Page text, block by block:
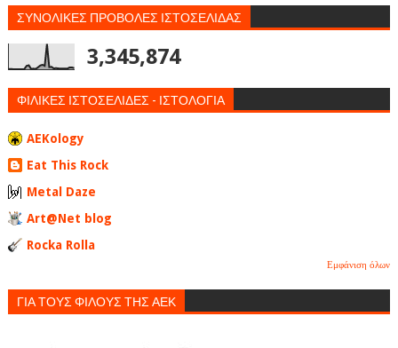
ΣΥΝΟΛΙΚΕΣ ΠΡΟΒΟΛΕΣ ΙΣΤΟΣΕΛΙΔΑΣ
3,345,874
ΦΙΛΙΚΕΣ ΙΣΤΟΣΕΛΙΔΕΣ - ΙΣΤΟΛΟΓΙΑ
AEKology
Eat This Rock
Metal Daze
Art@Net blog
Rocka Rolla
Εμφάνιση όλων
ΓΙΑ ΤΟΥΣ ΦΙΛΟΥΣ ΤΗΣ ΑΕΚ